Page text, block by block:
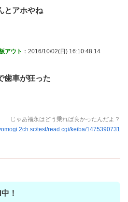
とアホやね
アウト ：2016/10/02(日) 16:10:48.14
歯車が狂った
じゃあ福永はどう乗れば良かったんだよ？
test/read.cgi/keiba/1475390731
！